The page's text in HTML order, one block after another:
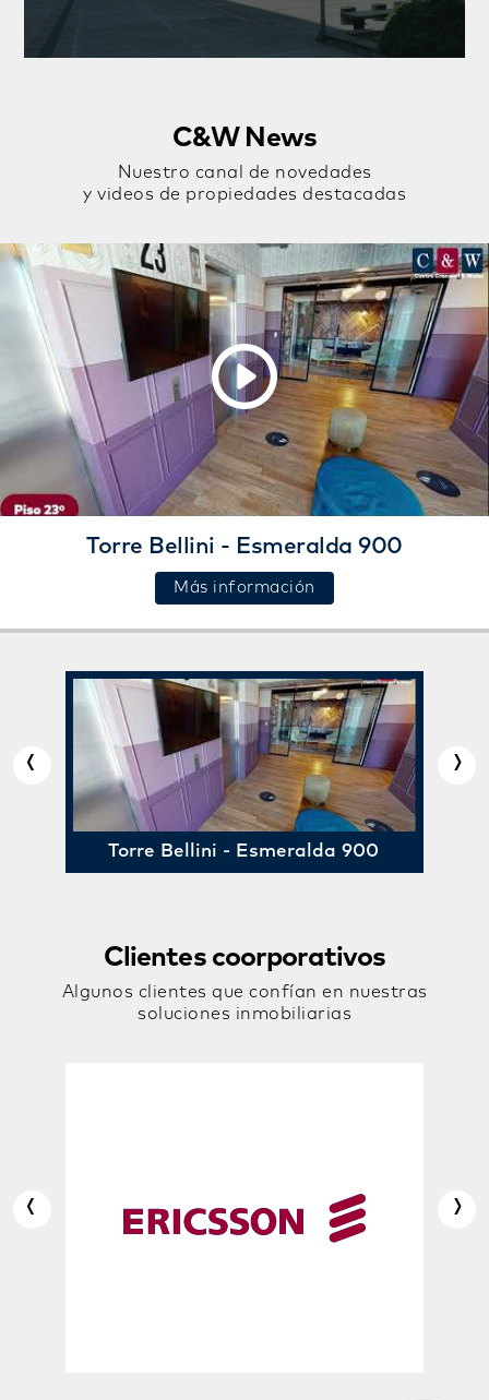
C&W News
Nuestro canal de novedades
y videos de propiedades destacadas
Torre Bellini - Esmeralda 900
Más información
Torre Bellini - Esmeralda 900
‹ ›
Clientes coorporativos
Algunos clientes que confían en nuestras
soluciones inmobiliarias
‹ ›